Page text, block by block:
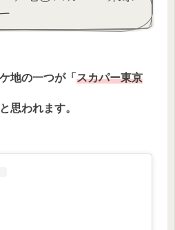
地の一つが「 スカパー東京
思われます。